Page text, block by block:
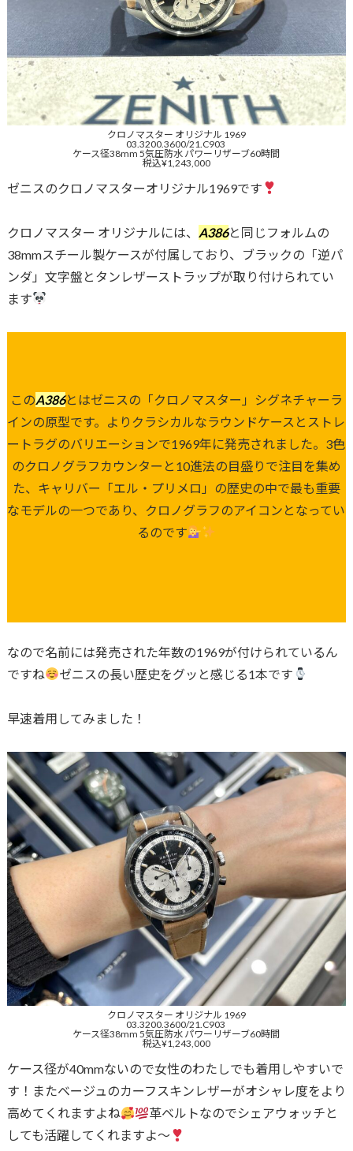
クロノマスター オリジナル 1969
03.3200.3600/21.C903
ケース径38mm 5気圧防水 パワーリザーブ60時間
税込¥1,243,000
ゼニスのクロノマスターオリジナル1969です
クロノマスター オリジナルには、 A386と同じフォルムの
38mmスチール製ケースが付属しており、ブラックの「逆パ
ンダ」文字盤とタンレザーストラップが取り付けられてい
ます
このA386とはゼニスの「クロノマスター」シグネチャーラ
インの原型です。よりクラシカルなラウンドケースとストレ
ートラグのバリエーションで1969年に発売されました。3色
のクロノグラフカウンターと10進法の目盛りで注目を集め
た、キャリバー「エル・プリメロ」の歴史の中で最も重要
なモデルの一つであり、クロノグラフのアイコンとなってい
るのです
なので名前には発売された年数の1969が付けられているん
ですね
ゼニスの長い歴史をグッと感じる1本です
早速着用してみました！
クロノマスター オリジナル 1969
03.3200.3600/21.C903
ケース径38mm 5気圧防水 パワーリザーブ60時間
税込¥1,243,000
ケース径が40mmないので女性のわたしでも着用しやすいで
す！またベージュのカーフスキンレザーがオシャレ度をより
高めてくれますよね
革ベルトなのでシェアウォッチと
しても活躍してくれますよ〜